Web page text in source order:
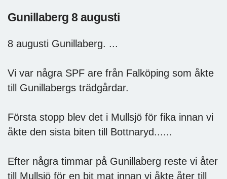
Gunillaberg 8 augusti
8 augusti Gunillaberg. ...
Vi var några SPF are från Falköping som åkte
till Gunillabergs trädgårdar.
Första stopp blev det i Mullsjö för fika innan vi
åkte den sista biten till Bottnaryd......
Efter några timmar på Gunillaberg reste vi åter
till Mullsjö för en bit mat innan vi åkte åter till